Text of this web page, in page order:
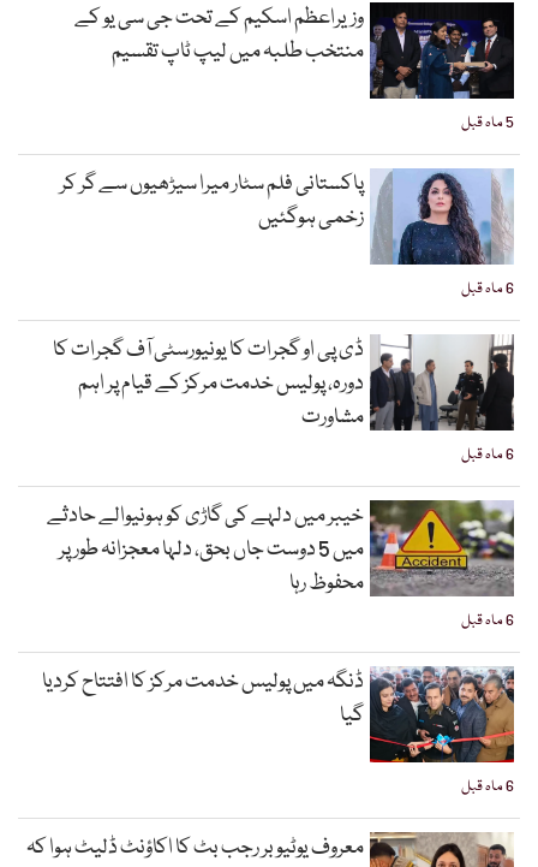
5 ماہ قبل
وزیراعظم اسکیم کے تحت جی سی یو کے
منتخب طلبہ میں لیپ ٹاپ تقسیم
6 ماہ قبل
پاکستانی فلم سٹار میرا سیڑھیوں سے گر کر
زخمی ہوگئیں
6 ماہ قبل
ڈی پی او گجرات کا یونیورسٹی آف گجرات کا
دورہ، پولیس خدمت مرکز کے قیام پر اہم
مشاورت
6 ماہ قبل
خیبر میں دلہے کی گاڑی کو ہونیوالے حادثے
میں 5 دوست جاں بحق، دلہا معجزانہ طور پر
محفوظ رہا
6 ماہ قبل
ڈنگہ میں پولیس خدمت مرکز کا افتتاح کردیا
گیا
معروف یوٹیوبر رجب بٹ کا اکاؤنٹ ڈلیٹ ہوا کہ